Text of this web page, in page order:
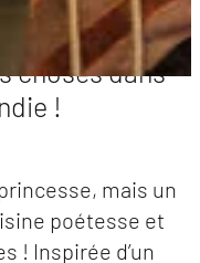
une vie de
choses dans
!
mais un
poétesse et
! Inspirée d’un